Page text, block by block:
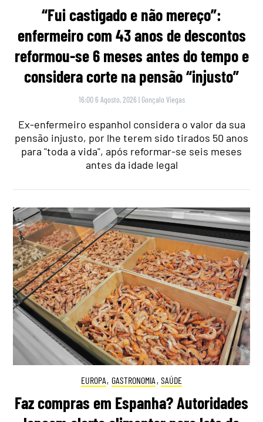
“Fui castigado e não mereço”:
enfermeiro com 43 anos de descontos
reformou-se 6 meses antes do tempo e
considera corte na pensão “injusto”
16:00 6 Agosto, 2026 | Gonçalo Viegas
Ex-enfermeiro espanhol considera o valor da sua
pensão injusto, por lhe terem sido tirados 50 anos
para "toda a vida", após reformar-se seis meses
antes da idade legal
EUROPA, GASTRONOMIA , SAÚDE
Faz compras em Espanha? Autoridades